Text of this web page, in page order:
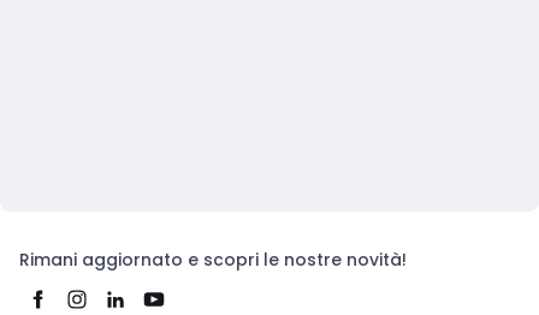
Rimani aggiornato e scopri le nostre novità!